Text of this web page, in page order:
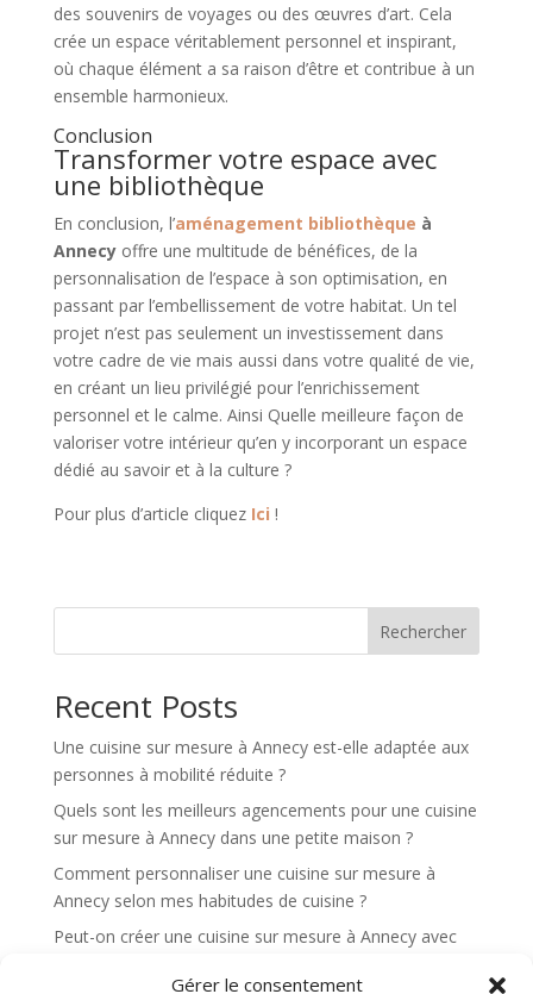
Gérer le consentement
des souvenirs de voyages ou des œuvres d’art. Cela
crée un espace véritablement personnel et inspirant,
où chaque élément a sa raison d’être et contribue à un
ensemble harmonieux.
Conclusion
Transformer votre espace avec
une bibliothèque
En conclusion, l’aménagement bibliothèque à
Annecyoffre une multitude de bénéfices, de la
personnalisation de l’espace à son optimisation, en
passant par l’embellissement de votre habitat. Un tel
projet n’est pas seulement un investissement dans
votre cadre de vie mais aussi dans votre qualité de vie,
en créant un lieu privilégié pour l’enrichissement
personnel et le calme. Ainsi Quelle meilleure façon de
valoriser votre intérieur qu’en y incorporant un espace
dédié au savoir et à la culture ?
Pour plus d’article cliquez Ici !
Rechercher
Recent Posts
Une cuisine sur mesure à Annecy est-elle adaptée aux
personnes à mobilité réduite ?
Quels sont les meilleurs agencements pour une cuisine
sur mesure à Annecy dans une petite maison ?
Comment personnaliser une cuisine sur mesure à
Annecy selon mes habitudes de cuisine ?
Peut-on créer une cuisine sur mesure à Annecy avec